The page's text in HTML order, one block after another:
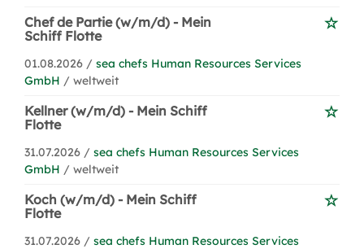
Chef de Partie (w/m/d) - Mein
Schiff Flotte
01.08.2026 / sea chefs Human Resources Services
GmbH / weltweit
Kellner (w/m/d) - Mein Schiff
Flotte
31.07.2026 / sea chefs Human Resources Services
GmbH / weltweit
Koch (w/m/d) - Mein Schiff
Flotte
31.07.2026 / sea chefs Human Resources Services